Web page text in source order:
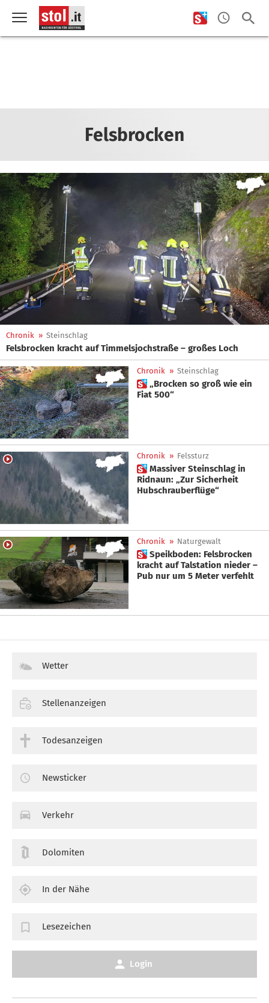
Felsbrocken
Chronik » Steinschlag
Felsbrocken kracht auf Timmelsjochstraße – großes Loch
Chronik » Steinschlag
 „Brocken so groß wie ein
Fiat 500“
Chronik » Felssturz
 Massiver Steinschlag in
Ridnaun: „Zur Sicherheit
Hubschrauberflüge“
Chronik » Naturgewalt
 Speikboden: Felsbrocken
kracht auf Talstation nieder –
Pub nur um 5 Meter verfehlt
Wetter
Stellenanzeigen
Todesanzeigen
Newsticker
Verkehr
Dolomiten
In der Nähe
Lesezeichen
Login